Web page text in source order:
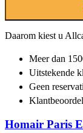
Daarom kiest u
Meer dan
Uitstekende
Geen
Homair Paris